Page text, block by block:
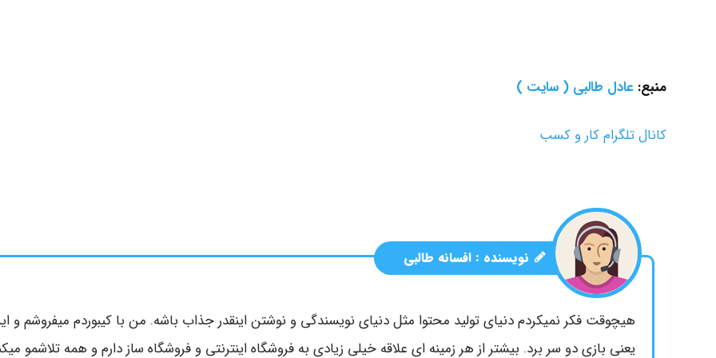
منبع: عادل طالبی ( سایت )
کانال تلگرام کار و کسب
نویسنده : افسانه طالبی
هیچوقت فکر نمیکردم دنیای تولید محتوا مثل دنیای نویسندگی و نوشتن اینقدر جذاب باشه. من با کیبوردم میفروشم و
یعنی بازی دو سر برد. بیشتر از هر زمینه ای علاقه خیلی زیادی به فروشگاه اینترنتی و فروشگاه ساز دارم و همه تلاشمو